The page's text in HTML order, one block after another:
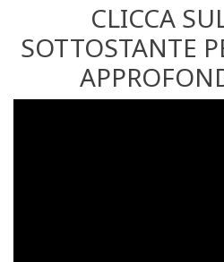
CLICCA
SOTTOSTANTE